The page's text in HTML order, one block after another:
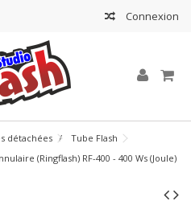
Connexion
détachées
Tube Flash
(Ringflash) RF-400 - 400 Ws (Joule)